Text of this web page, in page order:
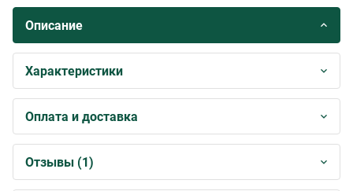
Описание
Характеристики
Оплата и доставка
Отзывы (1)